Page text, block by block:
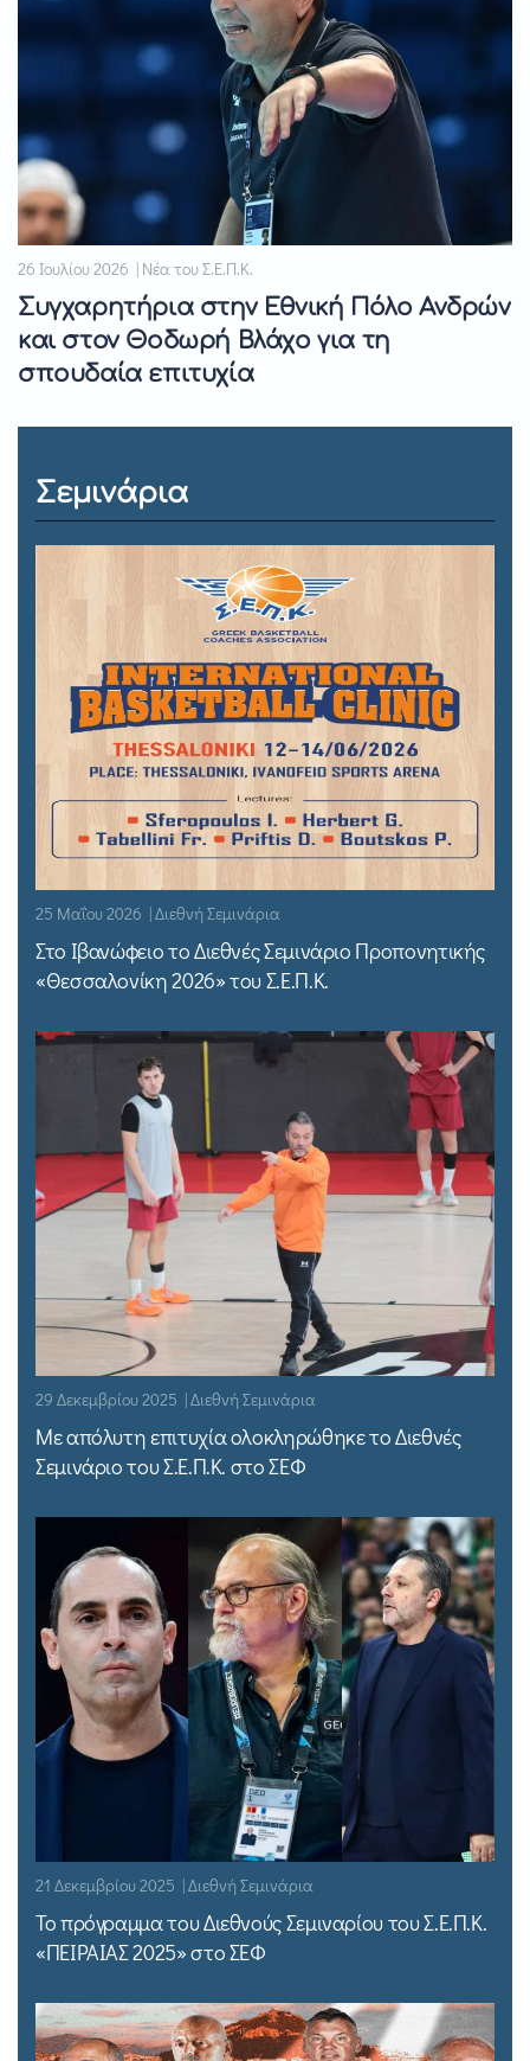
26 Ιουλίου 2026 | Νέα του Σ.Ε.Π.Κ.
Συγχαρητήρια στην Εθνική Πόλο Ανδρών
και στον Θοδωρή Βλάχο για τη
σπουδαία επιτυχία
Σεμινάρια
25 Μαΐου 2026 | Διεθνή Σεμινάρια
Στο Ιβανώφειο το Διεθνές Σεμινάριο Προπονητικής
«Θεσσαλονίκη 2026» του Σ.Ε.Π.Κ.
29 Δεκεμβρίου 2025 | Διεθνή Σεμινάρια
Με απόλυτη επιτυχία ολοκληρώθηκε το Διεθνές
Σεμινάριο του Σ.Ε.Π.Κ. στο ΣΕΦ
21 Δεκεμβρίου 2025 | Διεθνή Σεμινάρια
Το πρόγραμμα του Διεθνούς Σεμιναρίου του Σ.Ε.Π.Κ.
«ΠΕΙΡΑΙΑΣ 2025» στο ΣΕΦ